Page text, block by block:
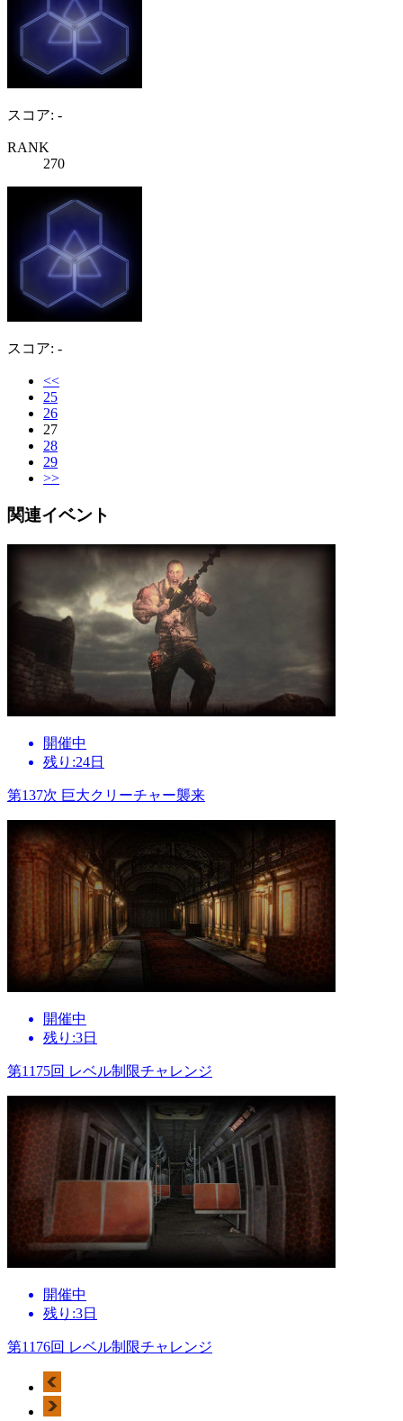
スコア: -
RANK
270
スコア: -
<<
25
26
27
28
29
>>
関連イベント
開催中
残り:24日
第137次 巨大クリーチャー襲来
開催中
残り:3日
第1175回 レベル制限チャレンジ
開催中
残り:3日
第1176回 レベル制限チャレンジ